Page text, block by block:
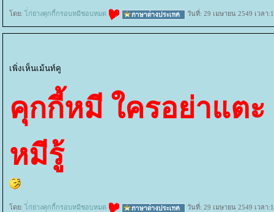
ดย: ไ่่ก่ย่างคุกกี้กรอบหมีชอบหมด วันที่: 29 เมษายน 2549 เวลา
เพิ่งเห็นเม้นท์คู
คุกกี้หมี ใครอย่าแต
หมีรู้
ดย: ไ่่ก่ย่างคุกกี้กรอบหมีชอบหมด วันที่: 29 เมษายน 2549 เวลา